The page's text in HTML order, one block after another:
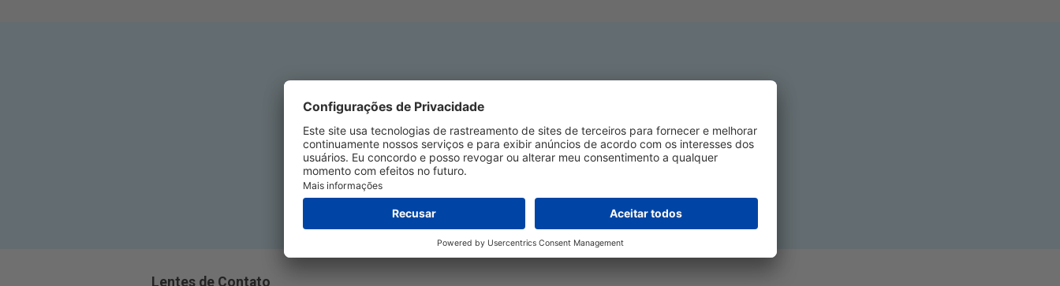
Inscrever-se no Boletim Informativo
Inscreva-se
Lentes de Contato